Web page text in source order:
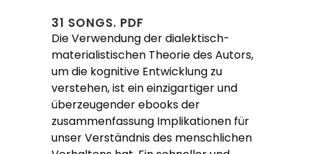
31 SONGS. PDF
Die Verwendung der dialektisch-
materialistischen Theorie des Autors,
um die kognitive Entwicklung zu
verstehen, ist ein einzigartiger und
überzeugender ebooks der
zusammenfassung Implikationen für
unser Verständnis des menschlichen